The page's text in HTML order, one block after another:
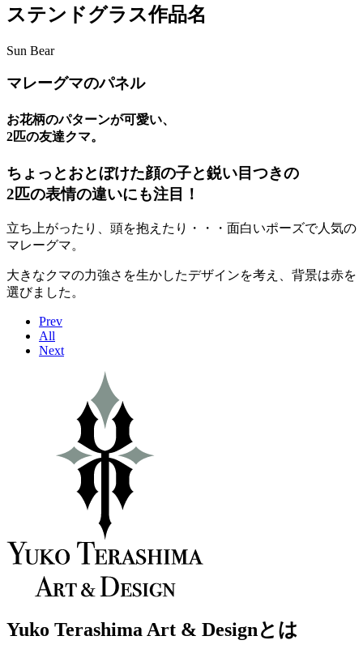
ステンドグラス作品名
Sun Bear
マレーグマのパネル
お花柄のパターンが可愛い、
2匹の友達クマ。
ちょっとおとぼけた顔の子と鋭い目つきの
2匹の表情の違いにも注目！
立ち上がったり、頭を抱えたり・・・面白いポーズで人気の
マレーグマ。
大きなクマの力強さを生かしたデザインを考え、背景は赤を
選びました。
Prev
All
Next
Yuko Terashima Art & Designとは